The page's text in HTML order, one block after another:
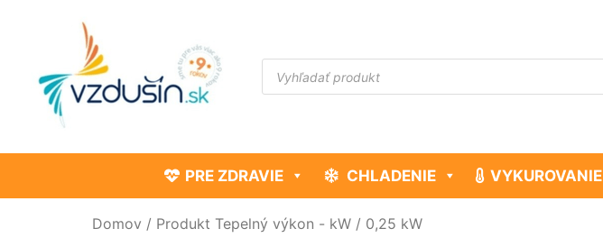
PRE ZDRAVIE CHLADENIE VYKUROVANIE
Domov / Produkt Tepelný výkon - kW / 0,25 kW